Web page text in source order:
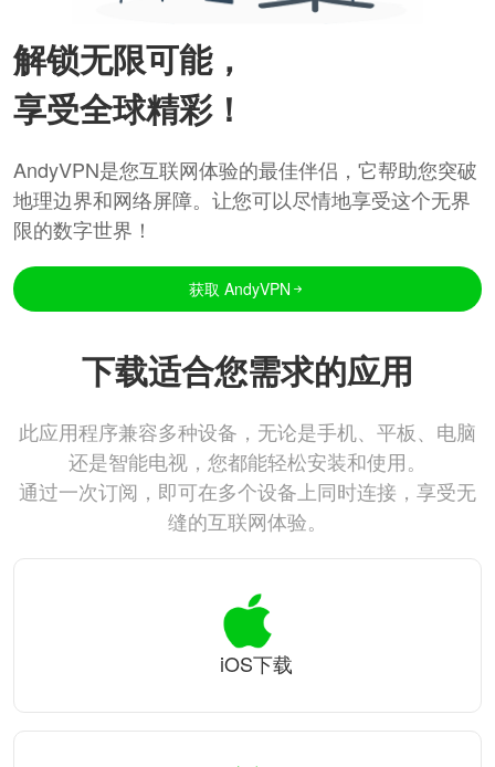
解锁无限可能，
享受全球精彩！
AndyVPN是您互联网体验的最佳伴侣，它帮助您突破
地理边界和网络屏障。让您可以尽情地享受这个无界
限的数字世界！
获取 AndyVPN
下载适合您需求的应用
此应用程序兼容多种设备，无论是手机、平板、电脑
还是智能电视，您都能轻松安装和使用。
通过一次订阅，即可在多个设备上同时连接，享受无
缝的互联网体验。
iOS下载